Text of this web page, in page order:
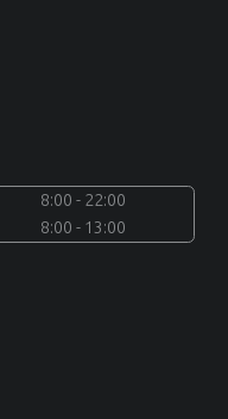
8:00 - 22:00
8:00 - 13:00